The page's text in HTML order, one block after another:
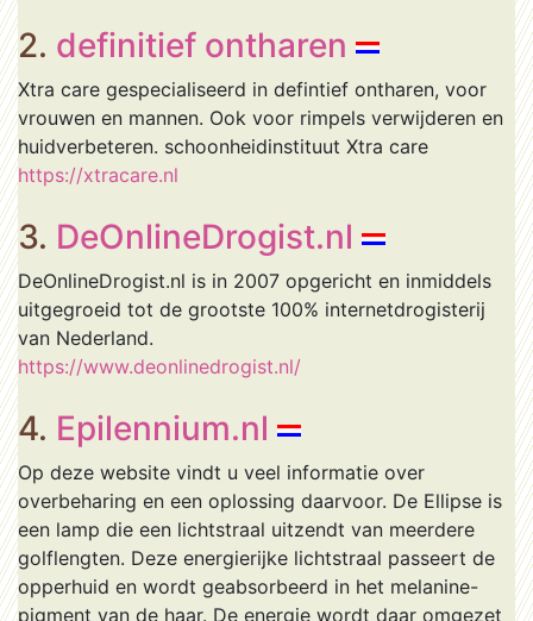
2. definitief ontharen
Xtra care gespecialiseerd in defintief ontharen, voor
vrouwen en mannen. Ook voor rimpels verwijderen en
huidverbeteren. schoonheidinstituut Xtra care
https://xtracare.nl
3. DeOnlineDrogist.nl
DeOnlineDrogist.nl is in 2007 opgericht en inmiddels
uitgegroeid tot de grootste 100% internetdrogisterij
van Nederland.
https://www.deonlinedrogist.nl/
4. Epilennium.nl
Op deze website vindt u veel informatie over
overbeharing en een oplossing daarvoor. De Ellipse is
een lamp die een lichtstraal uitzendt van meerdere
golflengten. Deze energierijke lichtstraal passeert de
opperhuid en wordt geabsorbeerd in het melanine-
pigment van de haar. De energie wordt daar omgezet